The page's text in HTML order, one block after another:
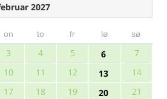
2027
on to fr lø
sø
3 4 5 6 7
10 11 12 13 14
17 18 19 20 21